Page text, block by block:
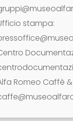
stampa:
Romeo Caffè &